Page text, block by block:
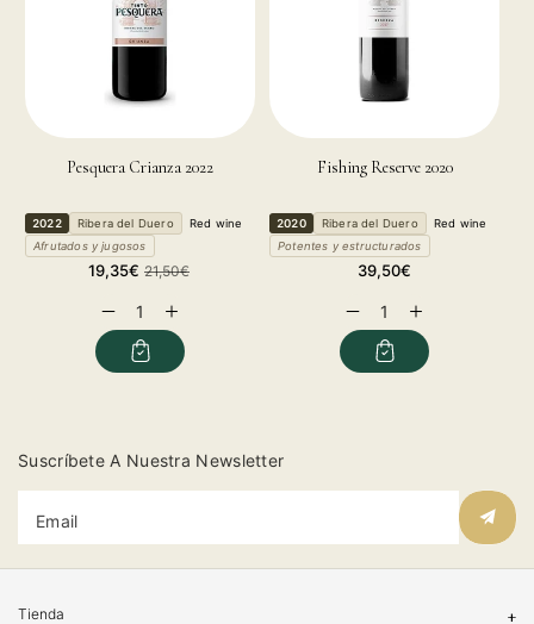
Pesquera Crianza 2022
2022 Ribera del Duero
Red wine
Afrutados y jugosos
Sale
19,35€ Regular
21,50€
Decrease
quantity
Increase
quantity
for
Fishing Reserve 2020
2020 Ribera del Duero
Red wine
Potentes y estructurados
Regular
39,50€
Decrease
quantity
Increase
quantity
for
Suscríbete A Nuestra Newsletter
Email
Tienda